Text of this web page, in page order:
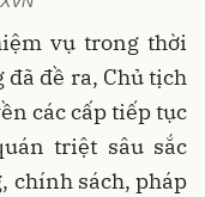
vụ trong thời
đề ra, Chủ tịch
các cấp tiếp tục
triệt sâu sắc
chính sách, pháp